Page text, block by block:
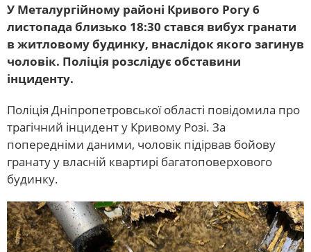
У Металургійному районі Кривого Рогу 6
листопада близько 18:30 стався вибух гранати
в житловому будинку, внаслідок якого загинув
чоловік. Поліція розслідує обставини
інциденту.
Поліція Дніпропетровської області повідомила про
трагічний інцидент у Кривому Розі. За
попередніми даними, чоловік підірвав бойову
гранату у власній квартирі багатоповерхового
будинку.